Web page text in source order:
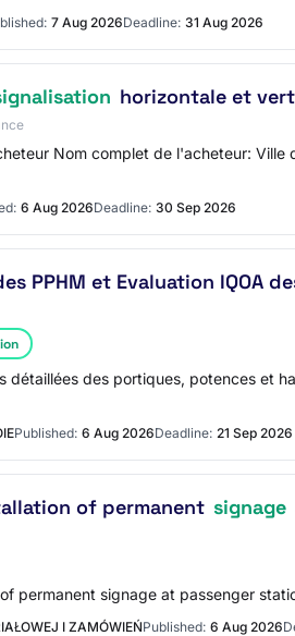
7 Aug 2026Deadline: 31 Aug 2026
horizontale et
Nom complet de l'acheteur:
6 Aug 2026Deadline: 30 Sep 2026
PPHM et Evaluation IQOA
détaillées des portiques, potences et
Published: 6 Aug 2026Deadline: 21 Sep 2026
of permanent signage
permanent signage at passenger
I ZAMÓWIEŃPublished: 6 Aug 2026